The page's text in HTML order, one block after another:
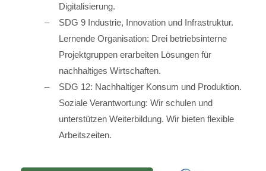
Digitalisierung.
SDG 9 Industrie, Innovation und Infrastruktur.
Lernende Organisation: Drei betriebsinterne
Projektgruppen erarbeiten Lösungen für
nachhaltiges Wirtschaften.
SDG 12: Nachhaltiger Konsum und Produktion.
Soziale Verantwortung: Wir schulen und
unterstützen Weiterbildung. Wir bieten flexible
Arbeitszeiten.